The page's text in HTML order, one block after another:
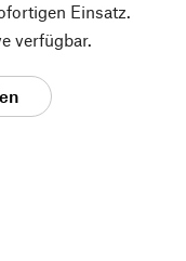
Einsatz.
verfügbar.